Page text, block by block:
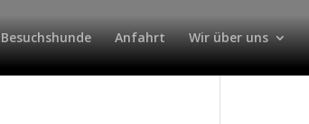
Besuchshunde Anfahrt Wir über uns